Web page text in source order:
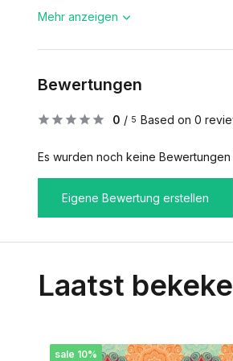
Mehr anzeigen
Bewertungen
0 / 5 Based on 0
Es wurden noch keine
Eigene Bewertung erstellen
Laatst
sale 10%